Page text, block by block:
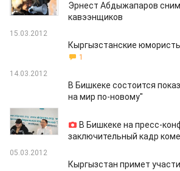
Эрнест Абдыжапаров
кавээнщиков
15.03.2012
Кыргызстанские
1
14.03.2012
В Бишкеке состоится
на мир по-новому"
09.03.2012
В Бишкеке на пресс-
заключительный кадр
05.03.2012
Кыргызстан примет